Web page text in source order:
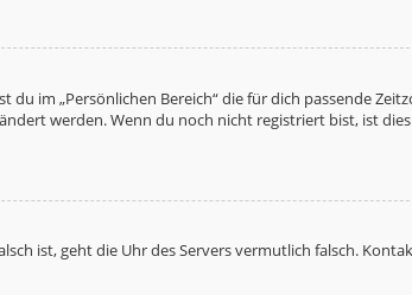
im „Persönlichen Bereich“ die für dich passende
werden. Wenn du noch nicht registriert bist, ist
ist, geht die Uhr des Servers vermutlich falsch.